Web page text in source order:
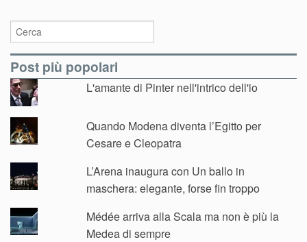
Post più popolari
L'amante di Pinter nell'intrico dell'io
Quando Modena diventa l’Egitto per
Cesare e Cleopatra
L’Arena inaugura con Un ballo in
maschera: elegante, forse fin troppo
Médée arriva alla Scala ma non è più la
Medea di sempre